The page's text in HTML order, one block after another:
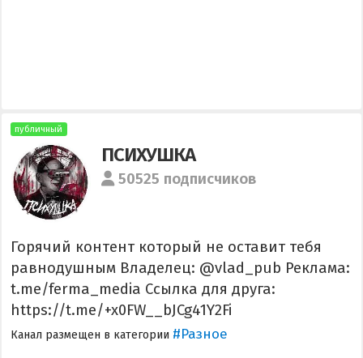
публичный
ПСИХУШКА
50525 подписчиков
Горячий контент который не оставит тебя
равнодушным Владелец: @vlad_pub Реклама:
t.me/ferma_media Ссылка для друга:
https://t.me/+x0FW__bJCg41Y2Fi
Канал размещен в категории #Разное